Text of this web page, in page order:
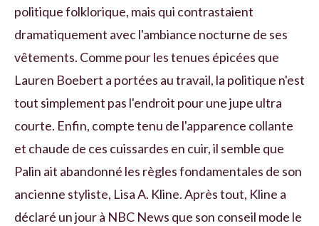
politique folklorique, mais qui contrastaient
dramatiquement avec l'ambiance nocturne de ses
vêtements. Comme pour les tenues épicées que
Lauren Boebert a portées au travail, la politique n'est
tout simplement pas l'endroit pour une jupe ultra
courte. Enfin, compte tenu de l'apparence collante
et chaude de ces cuissardes en cuir, il semble que
Palin ait abandonné les règles fondamentales de son
ancienne styliste, Lisa A. Kline. Après tout, Kline a
déclaré un jour à NBC News que son conseil mode le